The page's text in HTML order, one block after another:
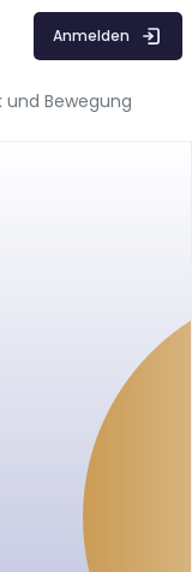
Anmelden
und Bewegung